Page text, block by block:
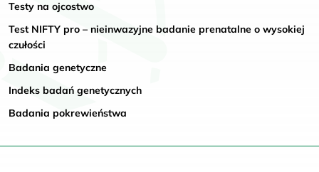
Testy na ojcostwo
Test NIFTY pro – nieinwazyjne badanie prenatalne o wysokiej
czułości
Badania genetyczne
Indeks badań genetycznych
Badania pokrewieństwa